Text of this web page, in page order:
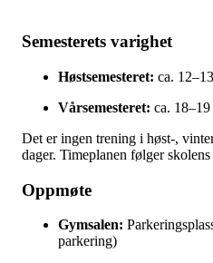
Semesterets varighet
Høstsemesteret: ca.
Vårsemesteret: ca.
Det er ingen trening i høst-,
dager. Timeplanen følger
Oppmøte
Gymsalen:
parkering)